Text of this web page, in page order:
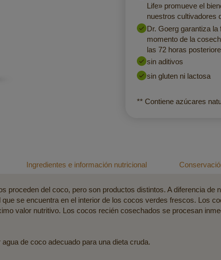
Life» promueve el
nuestros cultivadores
Dr. Goerg garantiza la
momento de la
las 72 horas
sin aditivos
sin gluten ni lactosa
** Contiene azúcares
proceden del coco, pero son productos distintos. A diferencia
se encuentra en el interior de los cocos verdes frescos. Los
valor nutritivo. Los cocos recién cosechados se procesan
de coco adecuado para una dieta cruda.
Ingredientes e información nutricional